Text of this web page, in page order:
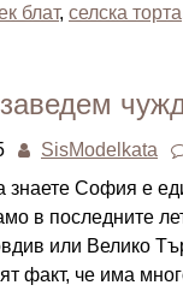
блат, селска торта
SisModelkata
знаете София е
в последните
или Велико
факт, че има